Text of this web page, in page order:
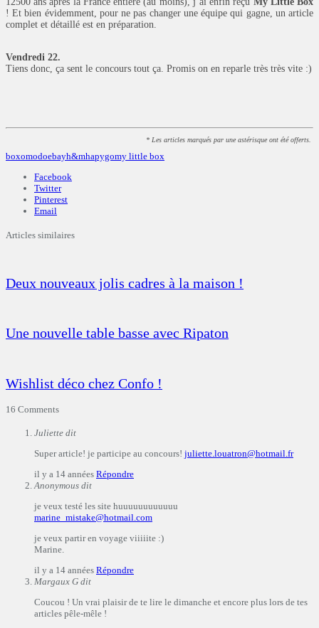
! Et bien évidemment, pour ne pas changer une équipe qui gagne, un article
complet et détaillé est en préparation.
Vendredi 22.
Tiens donc, ça sent le concours tout ça. Promis on en reparle très très vite :)
* Les articles marqués par une astérisque ont été offerts.
boxomodoebayh&mhapygomy little box
Facebook
Twitter
Pinterest
Email
Articles similaires
Deux nouveaux jolis cadres à la maison !
Une nouvelle table basse avec Ripaton
Wishlist déco chez Confo !
16 Comments
Juliette dit
Super article! je participe au concours! juliette.louatron@hotmail.fr
il y a 14 années Répondre
Anonymous dit
je veux testé les site huuuuuuuuuuuu
marine_mistake@hotmail.com
je veux partir en voyage viiiiite :)
Marine.
il y a 14 années Répondre
Margaux G dit
Coucou ! Un vrai plaisir de te lire le dimanche et encore plus lors de tes
articles pêle-mêle !